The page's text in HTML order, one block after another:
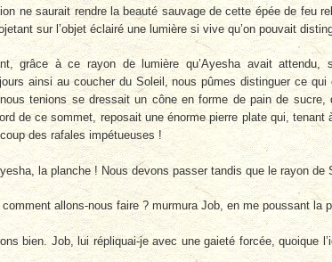
ne saurait rendre la beauté sauvage de cette épée de feu
sur l’objet éclairé une lumière si vive qu’on pouvait
grâce à ce rayon de lumière qu’Ayesha avait attendu,
ainsi au coucher du Soleil, nous pûmes distinguer ce
tenions se dressait un cône en forme de pain de
de ce sommet, reposait une énorme pierre plate qui,
des rafales impétueuses !
la planche ! Nous devons passer tandis que le rayon de
allons-nous faire ? murmura Job, en me poussant la
bien. Job, lui répliquai-je avec une gaieté forcée, quoique